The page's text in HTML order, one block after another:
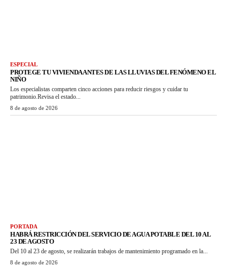
ESPECIAL
PROTEGE TU VIVIENDA ANTES DE LAS LLUVIAS DEL FENÓMENO EL
NIÑO
Los especialistas comparten cinco acciones para reducir riesgos y cuidar tu
patrimonio.Revisa el estado...
8 de agosto de 2026
PORTADA
HABRÁ RESTRICCIÓN DEL SERVICIO DE AGUA POTABLE DEL 10 AL
23 DE AGOSTO
Del 10 al 23 de agosto, se realizarán trabajos de mantenimiento programado en la...
8 de agosto de 2026